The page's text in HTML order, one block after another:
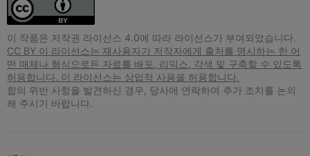
이 작품은 저작권 라이선스 4.0에 따라 라이선스가 부여되었습니다.
CC BY 이 라이선스는 재사용자가 저작자에게 출처를 명시하는 한 어
떤 매체나 형식으로든 자료를 배포, 리믹스, 각색 및 구축할 수 있도록
허용합니다. 이 라이선스는 상업적 사용을 허용합니다.
합의 위반 사항을 발견하신 경우, 당사에 연락하여 추가 조치를 논의
해 주시기 바랍니다.